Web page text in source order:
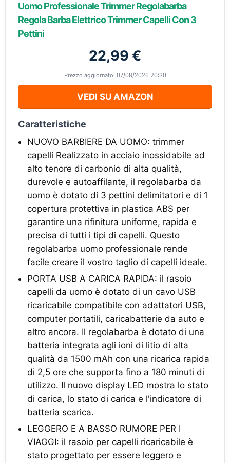
Uomo Professionale Trimmer Regolabarba
Regola Barba Elettrico Trimmer Capelli Con 3
Pettini
22,99 €
Prezzo aggiornato: 07/08/2026 20:30
VEDI SU AMAZON
Caratteristiche
NUOVO BARBIERE DA UOMO: trimmer
capelli Realizzato in acciaio inossidabile ad
alto tenore di carbonio di alta qualità,
durevole e autoaffilante, il regolabarba da
uomo è dotato di 3 pettini delimitatori e di 1
copertura protettiva in plastica ABS per
garantire una rifinitura uniforme, rapida e
precisa di tutti i tipi di capelli. Questo
regolabarba uomo professionale rende
facile creare il vostro taglio di capelli ideale.
PORTA USB A CARICA RAPIDA: il rasoio
capelli da uomo è dotato di un cavo USB
ricaricabile compatibile con adattatori USB,
computer portatili, caricabatterie da auto e
altro ancora. Il regolabarba è dotato di una
batteria integrata agli ioni di litio di alta
qualità da 1500 mAh con una ricarica rapida
di 2,5 ore che supporta fino a 180 minuti di
utilizzo. Il nuovo display LED mostra lo stato
di carica, lo stato di carica e l'indicatore di
batteria scarica.
LEGGERO E A BASSO RUMORE PER I
VIAGGI: il rasoio per capelli ricaricabile è
stato progettato per essere leggero e